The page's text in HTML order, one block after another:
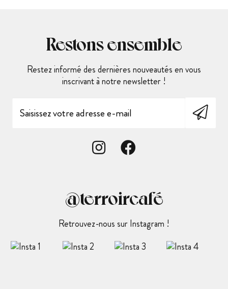
Restons ensemble
Restez informé des dernières nouveautés en vous
inscrivant à notre newsletter !
@terroircafé
Retrouvez-nous sur Instagram !